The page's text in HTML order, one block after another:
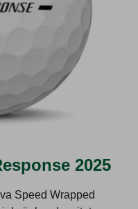
2025
Speed Wrapped